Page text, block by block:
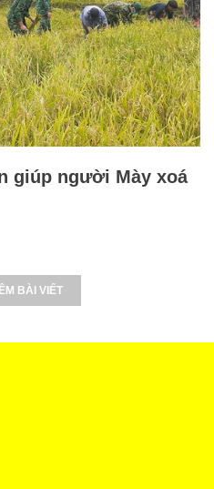
giúp người Mày xoá
BÀI VIẾT